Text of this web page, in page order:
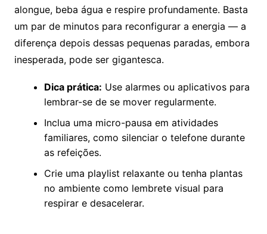
alongue, beba água e respire profundamente. Basta
um par de minutos para reconfigurar a energia — a
diferença depois dessas pequenas paradas, embora
inesperada, pode ser gigantesca.
Dica prática: Use alarmes ou aplicativos para
lembrar-se de se mover regularmente.
Inclua uma micro-pausa em atividades
familiares, como silenciar o telefone durante
as refeições.
Crie uma playlist relaxante ou tenha plantas
no ambiente como lembrete visual para
respirar e desacelerar.